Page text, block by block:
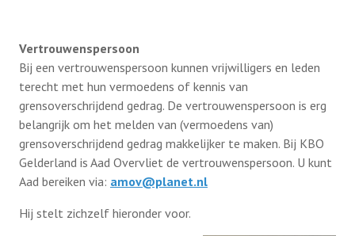
Vertrouwenspersoon
Bij een vertrouwenspersoon kunnen vrijwilligers en leden
terecht met hun vermoedens of kennis van
grensoverschrijdend gedrag. De vertrouwenspersoon is erg
belangrijk om het melden van (vermoedens van)
grensoverschrijdend gedrag makkelijker te maken. Bij KBO
Gelderland is Aad Overvliet de vertrouwenspersoon. U kunt
Aad bereiken via: amov@planet.nl
Hij stelt zichzelf hieronder voor.